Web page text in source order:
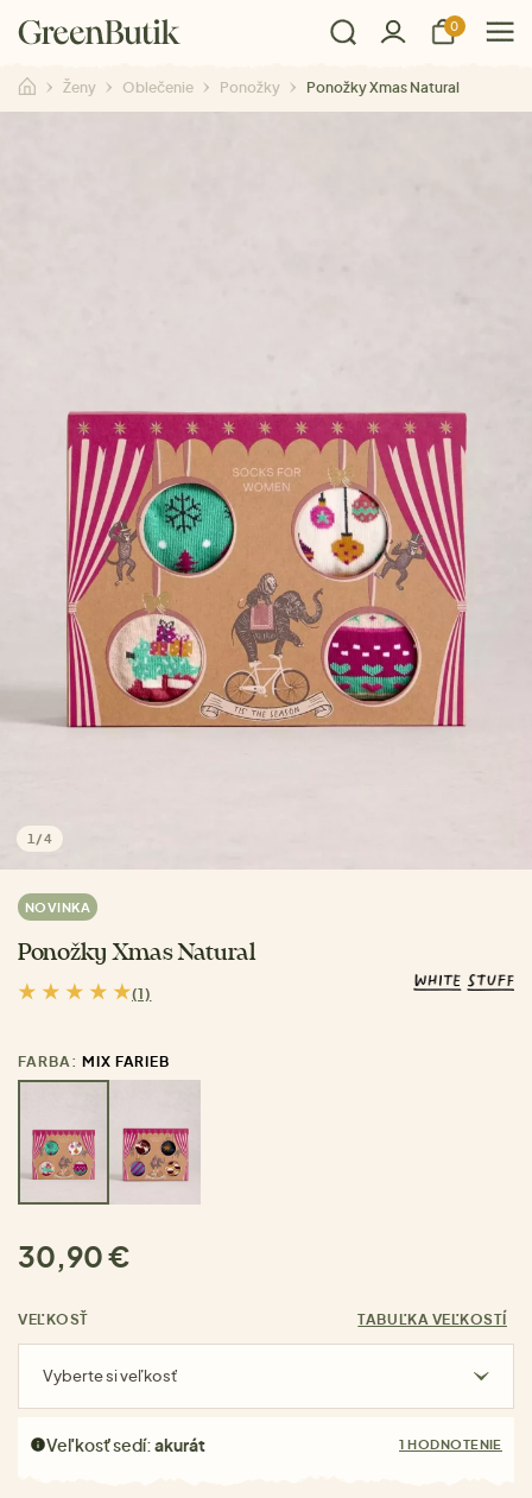
0
Ženy Oblečenie Ponožky Ponožky Xmas Natural
1 /4
NOVINKA
Ponožky Xmas Natural
(1)
FARBA: MIX FARIEB
30,90 €
VEĽKOSŤ TABUĽKA VEĽKOSTÍ
Vyberte si veľkosť
Veľkosť sedí:akurát 1 HODNOTENIE